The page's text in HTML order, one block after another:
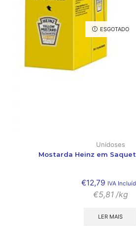
ESGOTADO
Unidoses
Mostarda Heinz em
€12,79 IVA
€5,81 /kg
LER MAIS